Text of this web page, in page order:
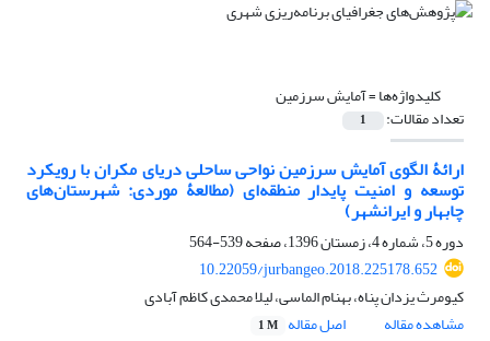
کلیدواژه‌ها =آمایش سرزمین
تعداد مقالات: 1
ارائۀ الگوی آمایش سرزمین نواحی ساحلی دریای مکران با رویکرد
توسعه و امنیت پایدار منطقه‌ای (مطالعۀ موردی: شهرستان‌های
چابهار و ایرانشهر)
دوره 5، شماره 4، زمستان 1396، صفحه
539-564
10.22059/jurbangeo.2018.225178.652
کیومرث یزدان پناه، بهنام الماسی، لیلا محمدی کاظم آبادی
مشاهده مقاله
اصل مقاله 1 M